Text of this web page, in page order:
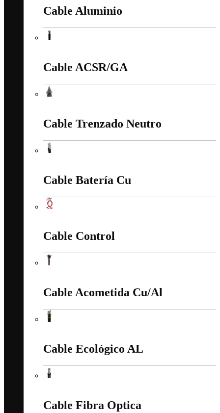
Cable Aluminio
Cable ACSR/GA
Cable Trenzado Neutro
Cable Batería Cu
Cable Control
Cable Acometida Cu/Al
Cable Ecológico AL
Cable Fibra Optica